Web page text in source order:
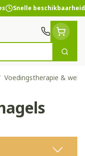
Snelle beschikbaarheid
Zoek
Voedingstherapie &